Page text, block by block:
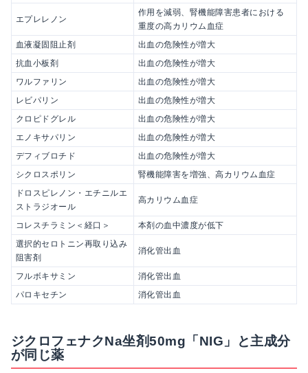
エプレレノン
作用を減弱、腎機能障害患者における
重度の高カリウム血症
血液凝固阻止剤
出血の危険性が増大
抗血小板剤
出血の危険性が増大
ワルファリン
出血の危険性が増大
レビパリン
出血の危険性が増大
クロピドグレル
出血の危険性が増大
エノキサパリン
出血の危険性が増大
デフィブロチド
出血の危険性が増大
シクロスポリン
腎機能障害を増強、高カリウム血症
ドロスピレノン・エチニルエ
ストラジオール
高カリウム血症
コレスチラミン＜経口＞
本剤の血中濃度が低下
選択的セロトニン再取り込み
阻害剤
消化管出血
フルボキサミン
消化管出血
パロキセチン
消化管出血
ジクロフェナクNa坐剤50mg「NIG」と主成分
が同じ薬